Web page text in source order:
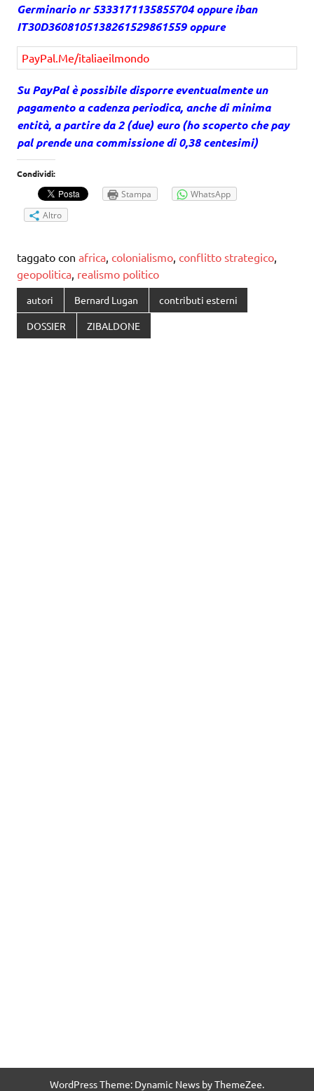
Germinario nr 5333171135855704 oppure iban
IT30D3608105138261529861559 oppure
PayPal.Me/italiaeilmondo
Su PayPal è possibile disporre eventualmente un
pagamento a cadenza periodica, anche di minima
entità, a partire da 2 (due) euro (ho scoperto che pay
pal prende una commissione di 0,38 centesimi)
Condividi:
Stampa
WhatsApp
Altro
taggato con africa colonialismo conflitto strategico
geopolitica realismo politico
autori Bernard Lugan contributi esterni
DOSSIER ZIBALDONE
WordPress Theme: Dynamic News by ThemeZee.